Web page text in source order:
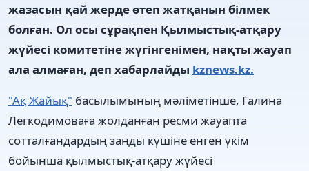
жазасын қай жерде өтеп жатқанын білмек
болған. Ол осы сұрақпен Қылмыстық-атқару
жүйесі комитетіне жүгінгенімен, нақты жауап
ала алмаған, деп хабарлайды kznews.kz.
"Ақ Жайық" басылымының мәліметінше, Галина
Легкодимоваға жолданған ресми жауапта
сотталғандардың заңды күшіне енген үкім
бойынша қылмыстық-атқару жүйесі